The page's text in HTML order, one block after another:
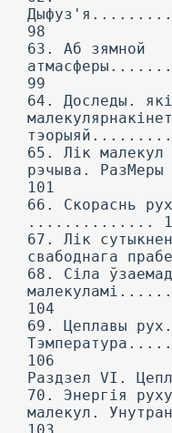
98
63. Аб зямной
99
64. Доследы.
65. Лік
рэчыва.
101
66. Скораснь
..............
67. Лік
свабоднага
68. Сіла
104
69. Цеплавы рух.
106
Раздзел VI.
70. Энергія
малекул.